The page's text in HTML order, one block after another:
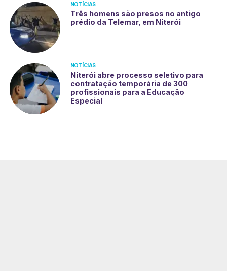
NOTÍCIAS
Três homens são presos no antigo
prédio da Telemar, em Niterói
NOTÍCIAS
Niterói abre processo seletivo para
contratação temporária de 300
profissionais para a Educação
Especial